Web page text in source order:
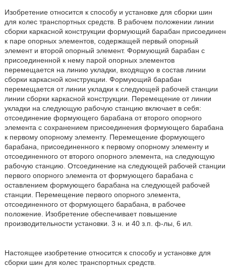
Изобретение относится к способу и установке для сборки шин
для колес транспортных средств. В рабочем положении линии
сборки каркасной конструкции формующий барабан присоединен
к паре опорных элементов, содержащей первый опорный
элемент и второй опорный элемент. Формующий барабан с
присоединенной к нему парой опорных элементов
перемещается на линию укладки, входящую в состав линии
сборки каркасной конструкции. Формующий барабан
перемещается от линии укладки к следующей рабочей станции
линии сборки каркасной конструкции. Перемещение от линии
укладки на следующую рабочую станцию включает в себя:
отсоединение формующего барабана от второго опорного
элемента с сохранением присоединения формующего барабана
к первому опорному элементу. Перемещение формующего
барабана, присоединенного к первому опорному элементу и
отсоединенного от второго опорного элемента, на следующую
рабочую станцию. Отсоединение на следующей рабочей станции
первого опорного элемента от формующего барабана с
оставлением формующего барабана на следующей рабочей
станции. Перемещение первого опорного элемента,
отсоединенного от формующего барабана, в рабочее
положение. Изобретение обеспечивает повышение
производительности установки. 3 н. и 40 з.п. ф-лы, 6 ил.
Настоящее изобретение относится к способу и установке для
сборки шин для колес транспортных средств.